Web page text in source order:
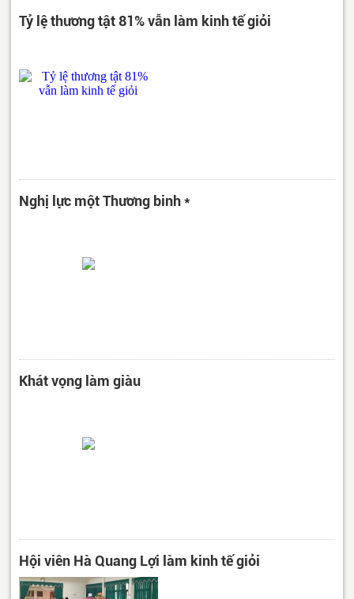
Tỷ lệ thương tật 81% vẫn làm kinh tế giỏi
Nghị lực một Thương binh *
Khát vọng làm giàu
Hội viên Hà Quang Lợi làm kinh tế giỏi